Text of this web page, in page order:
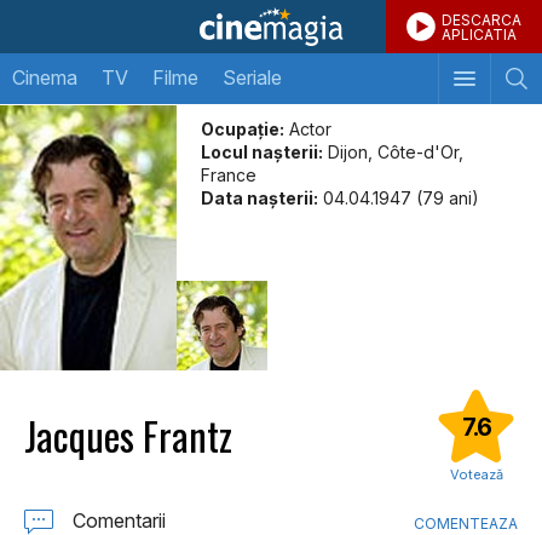
DESCARCA
APLICATIA
Cinema TV Filme Seriale
Ocupație: Actor
Locul naşterii: Dijon, Côte-d'Or,
France
Data naşterii: 04.04.1947 (79 ani)
Jacques Frantz 7.6
Votează
Comentarii COMENTEAZA